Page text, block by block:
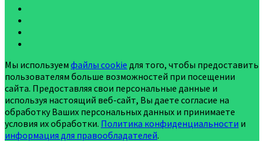
Мы используем файлы cookie для того, чтобы предоставить
пользователям больше возможностей при посещении
сайта. Предоставляя свои персональные данные и
используя настоящий веб-сайт, Вы даете согласие на
обработку Ваших персональных данных и принимаете
условия их обработки. Политика конфиденциальности и
информация для правообладателей.